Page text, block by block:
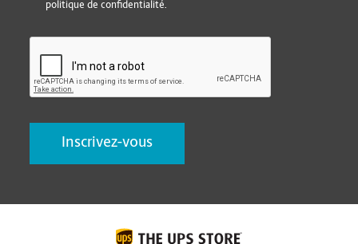
politique de confidentialité.